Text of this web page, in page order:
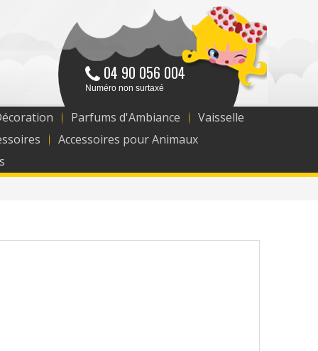
04 90 056 004
Numéro non surtaxé
Parfums d'Ambiance
Vaisselle
Accessoires pour Animaux